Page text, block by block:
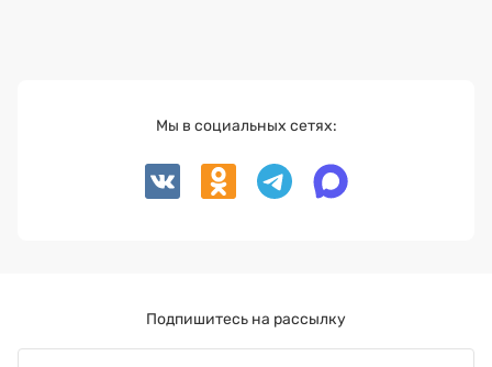
Мы в социальных сетях:
Подпишитесь на рассылку